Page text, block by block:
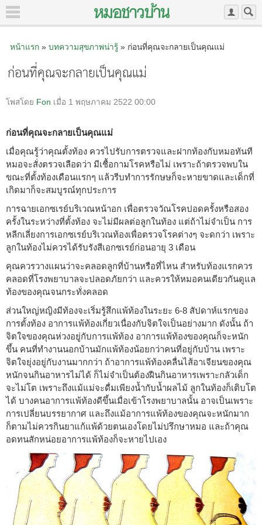
หน้าแรก» บทความสุขภาพน่ารู้» ก่อนที่คุณจะกลายเป็นคุณแม่
ก่อนที่คุณจะกลายเป็นคุณแม่
โพสโดย Fon เมื่อ 1 พฤษภาคม 2522 00:00
ก่อนที่คุณจะกลายเป็นคุณแม่
เมื่อคุณรู้ว่าคุณตั้งท้อง ควรไปรับการตรวจและฝากท้องกับหมอทันที
หมอจะสั่งตรวจเลือดว่า มีเชื้อกามโรคหรือไม่ เพราะถ้าตรวจพบใน
ขณะที่ตั้งท้องเดือนแรกๆ แล้วรีบทำการรักษษก็จะหายขาดและเด็กที่
เกิดมาก็จะสมบูรณ์ทุกประการ
การฉายเอกซเรย์บริเวณหน้าอก เพื่อตรวจวัณโรคปอดครั้งหรือสอง
ครั้งในระหว่างที่ตั้งท้อง จะไม่มีผลต่อลูกในท้อง แต่ถ้าไม่จำเป็น การ
หลีกเลี่ยงการเอกซเรย์บริเวณท้องเพื่อตรวจโรคต่างๆ จะดกว่า เพราะ
ลูกในท้องไม่ควรได้รับรังสีเอกซเรย์ก่อนอายุ 3 เดือน
คุณควรวางแผนว่าจะคลอดลูกที่บ้านหรือที่ไหน สำหรับท้องแรกควร
คลอดที่โรงพยาบาลจะปลอดภัยกว่า และควรให้หมอคนเดียวกันดูแล
ท้องของคุณจนกระทั่งคลอด
ส่วนใหญ่หญิงมีท้องจะเริ่มรู้สึกแพ้ท้องในระยะ 6-8 สัปดาห์แรกของ
การตั้งท้อง อาการแพ้ท้องเกี่ยวเนื่องกับจิตใจเป็นอย่างมาก ดังนั้น ถ้า
จิตใจของคุณห่วงอยู่กับการแพ้ท้อง อาการแพ้ท้องของคุณก็จะหนัก
ขึ้น คนที่ทำงานนอกบ้านมักแพ้ท้องน้อยกว่าคนที่อยู่กับบ้าน เพราะ
จิตใจยุ่งอยู่กับงานมากกว่า ถ้าอาการแพ้ท้องคลื่นไส้อาเจียนของคุณ
หนักจนกินอาหารไม่ได้ ก็ไม่จำเป็นต้องฝืนกินอาหารเพราะกลัวเด็ก
จะไม่โต เพราะถึงแม้แม่จะดื่มเพียงน้ำกับน้ำผลไม้ ลูกในท้องก็เติบโต
ได้ บางคนอาการแพ้ท้องดีขึ้นเมื่อเข้าโรงพยาบาลนั้น อาจเป็นเพราะ
การเปลี่ยนบรรยากาศ และถึงแม้อาการแพ้ท้องของคุณจะหนักมาก
ก็ตามไม่ควรกินยาแก้แพ้ด้วยตนเองโดยไม่ปรึกษาหมอ และถ้าคุณ
อดทนสักหน่อยอาการแพ้ท้องก็จะหายไปเอง